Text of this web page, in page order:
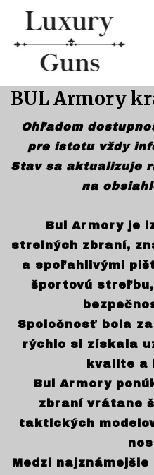
BUL Armory
Ohľadom
pre istotu vždy
Stav sa aktualizuje
na
Bul Armory je
strelných zbraní,
a spoľahlivými
športovú
Spoločnosť bola
rýchlo si získala
kvalite a
Bul Armory
zbraní vrátane
taktických
Medzi